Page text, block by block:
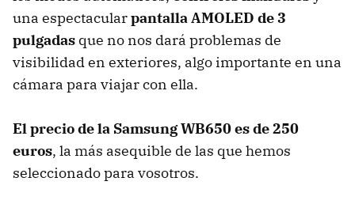
una espectacularpantallaAMOLED de 3
pulgadas que no nos dará problemas de
visibilidad en exteriores, algo importante en una
cámara para viajar con ella.
El precio de la Samsung WB650 es de 250
euros, la más asequible de las que hemos
seleccionado para vosotros.